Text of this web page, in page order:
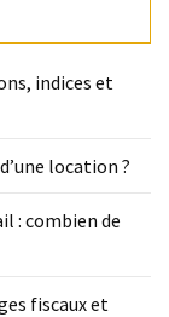
indices et
location ?
: combien de
fiscaux et